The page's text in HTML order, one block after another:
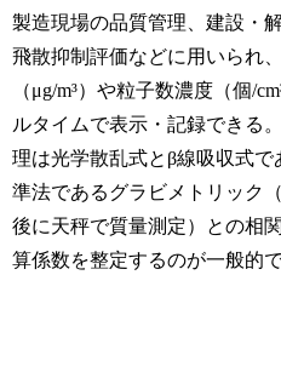
製造現場の品質管理、建設・
飛散抑制評価などに用いられ
（μg/m³）や粒子数濃度（個/
ルタイムで表示・記録できる
理は光学散乱式とβ線吸収式で
準法であるグラビメトリック
後に天秤で質量測定）との相
算係数を整定するのが一般的で